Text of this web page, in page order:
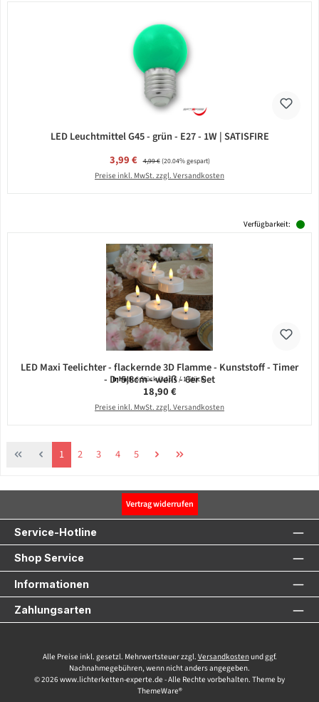
LED Leuchtmittel G45 - grün - E27 - 1W | SATISFIRE
Verkaufspreis:
3,99 € Regulärer Preis:
4,99 €(20.04% gespart)
Preise inkl. MwSt. zzgl. Versandkosten
Verfügbarkeit:
LED Maxi Teelichter - flackernde 3D Flamme - Kunststoff - Timer
- D: 5,8cm - weiß - 6er Set
Inhalt:6 Stück(3,15 € / 1 Stück)
Regulärer Preis:
18,90 €
Preise inkl. MwSt. zzgl. Versandkosten
Seite
1 Seite
2 Seite
3 Seite
4 Seite
5
Vertrag widerrufen
Service-Hotline
Shop Service
Informationen
Zahlungsarten
Alle Preise inkl. gesetzl. Mehrwertsteuer zzgl. Versandkostenund ggf.
Nachnahmegebühren, wenn nicht anders angegeben.
© 2026 www.lichterketten-experte.de - Alle Rechte vorbehalten. Theme by
ThemeWare®